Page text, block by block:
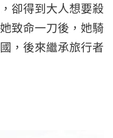
卻得到大人想要殺
致命一刀後，她騎
，後來繼承旅行者